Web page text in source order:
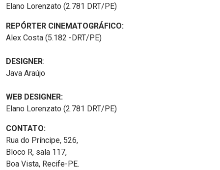
Elano Lorenzato (2.781 DRT/PE)
REPÓRTER CINEMATOGRÁFICO:
Alex Costa (5.182 -DRT/PE)
DESIGNER:
Java Araújo
WEB DESIGNER:
Elano Lorenzato (2.781 DRT/PE)
CONTATO:
Rua do Príncipe, 526,
Bloco R, sala 117,
Boa Vista, Recife-PE.